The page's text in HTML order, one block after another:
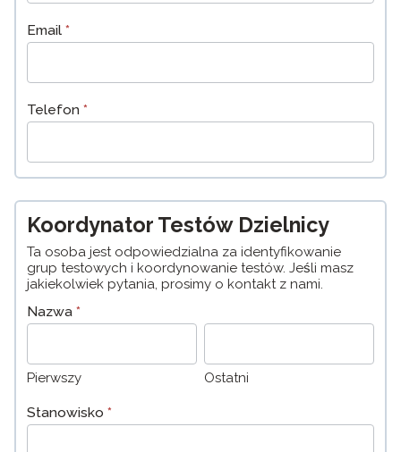
Email *
Telefon *
Koordynator Testów Dzielnicy
Ta osoba jest odpowiedzialna za identyfikowanie
grup testowych i koordynowanie testów. Jeśli masz
jakiekolwiek pytania, prosimy o kontakt z nami.
Nazwa *
Pierwszy
Pierwszy
Ostatni
Ostatni
Stanowisko *